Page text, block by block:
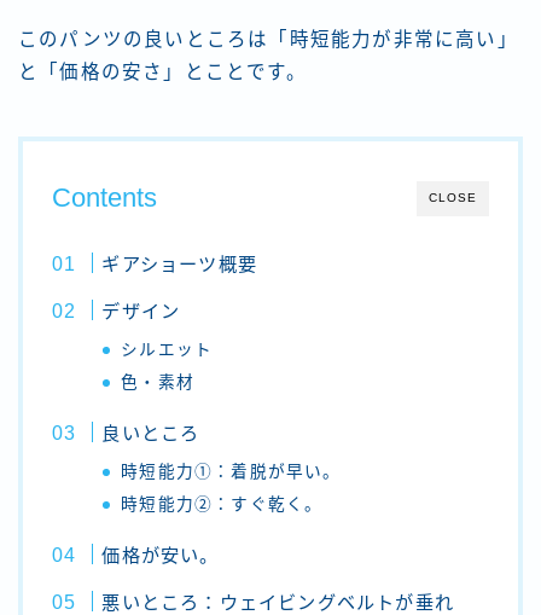
このパンツの良いところは「時短能力が非常に高い」
と「価格の安さ」とことです。
CLOSE
Contents
ギアショーツ概要
デザイン
シルエット
色・素材
良いところ
時短能力①：着脱が早い。
時短能力②：すぐ乾く。
価格が安い。
悪いところ：ウェイビングベルトが垂れ